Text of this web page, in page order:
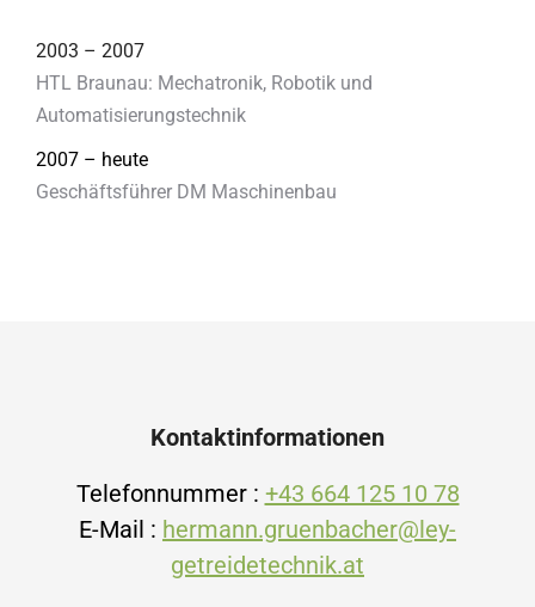
2003 – 2007
HTL Braunau: Mechatronik, Robotik und
Automatisierungstechnik
2007 – heute
Geschäftsführer DM Maschinenbau
Kontaktinformationen
Telefonnummer : +43 664 125 10 78
E-Mail : hermann.gruenbacher@ley-
getreidetechnik.at